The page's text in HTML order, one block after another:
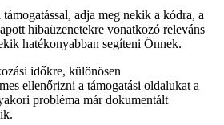
adja meg nekik a kódra, a
hibaüzenetekre vonatkozó releváns
hatékonyabban segíteni Önnek.
időkre, különösen
ellenőrizni a támogatási oldalukat a
probléma már dokumentált